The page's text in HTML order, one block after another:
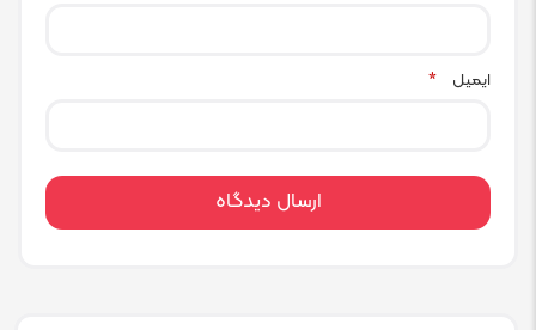
ایمیل *